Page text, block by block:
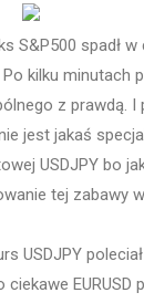
S&P500 spadł
kilku minutach
z prawdą.
jest jakaś
USDJPY bo
tej zabawy
USDJPY
EURUSD